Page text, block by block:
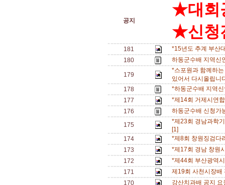
공지
★대회
★신청
181
*15년도 추계 부산
180
하동군수배 지역신
179
*스포원과 함께하
있어서 다시올립니
178
*하동군수배 지역
177
*제14회 거제시연
176
하동군수배 신청
175
*제23회 경남과학
[1]
174
*제8회 창원징검다
173
*제17회 경남 창원
172
*제44회 부산광역
171
제19회 사천시장
170
강산치과배 공지